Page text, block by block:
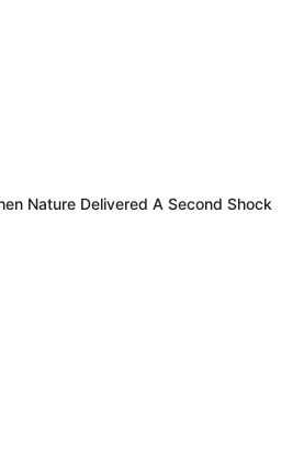
Nature Delivered A Second Shock